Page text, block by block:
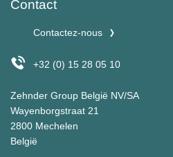
Contact
Contactez-nous
+32 (0) 15 28 05 10
Zehnder Group België NV/SA
Wayenborgstraat 21
2800 Mechelen
België